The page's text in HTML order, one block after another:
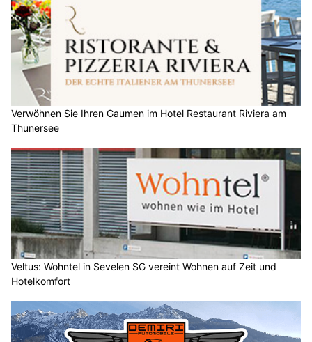
Verwöhnen Sie Ihren Gaumen im Hotel Restaurant Riviera am
Thunersee
Veltus: Wohntel in Sevelen SG vereint Wohnen auf Zeit und
Hotelkomfort